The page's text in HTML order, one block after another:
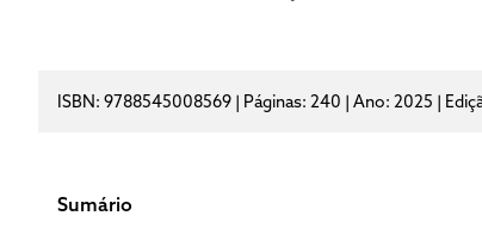
ISBN: 9788545008569 | Páginas: 240 | Ano: 2025 |
Sumário